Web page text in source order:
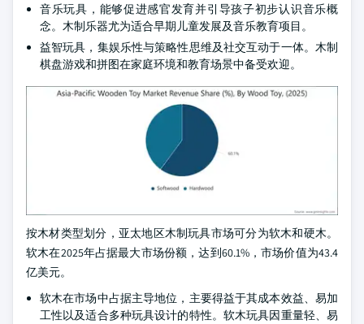
音乐玩具，能够促进感官发育并引导孩子初步认识音乐概
念。木制乐器尤为适合早期儿童发展及音乐教育项目。
益智玩具，集娱乐性与策略性思维及社交互动于一体。木制
棋盘游戏和拼图在家庭环境和教育场景中备受欢迎。
按木材类型划分，亚太地区木制玩具市场可分为软木和硬木。
软木在2025年占据最大市场份额，达到60.1%，市场价值为43.4
亿美元。
软木在市场中占据主导地位，主要得益于其成本效益、易加
工性以及适合多种玩具设计的特性。软木玩具因重量轻、易